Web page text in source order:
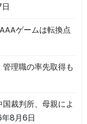
ゲームは転換点
理職の率先取得も
裁判所、母親によ
8月6日